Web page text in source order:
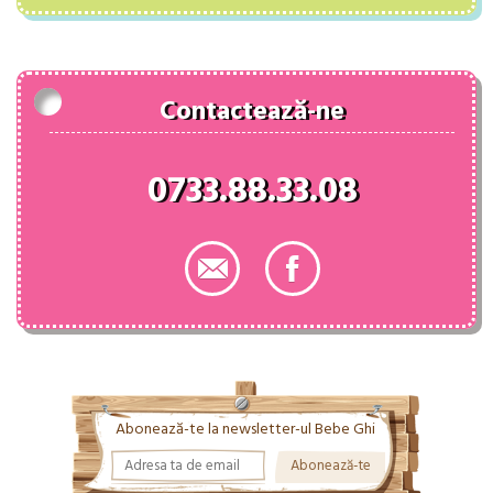
fost:
63.00 lei.
Contactează-ne
0733.88.33.08
Abonează-te la newsletter-ul Bebe Ghi